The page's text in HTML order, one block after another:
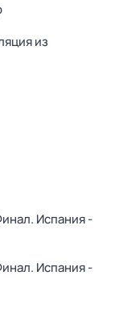
из
Испания -
Испания -